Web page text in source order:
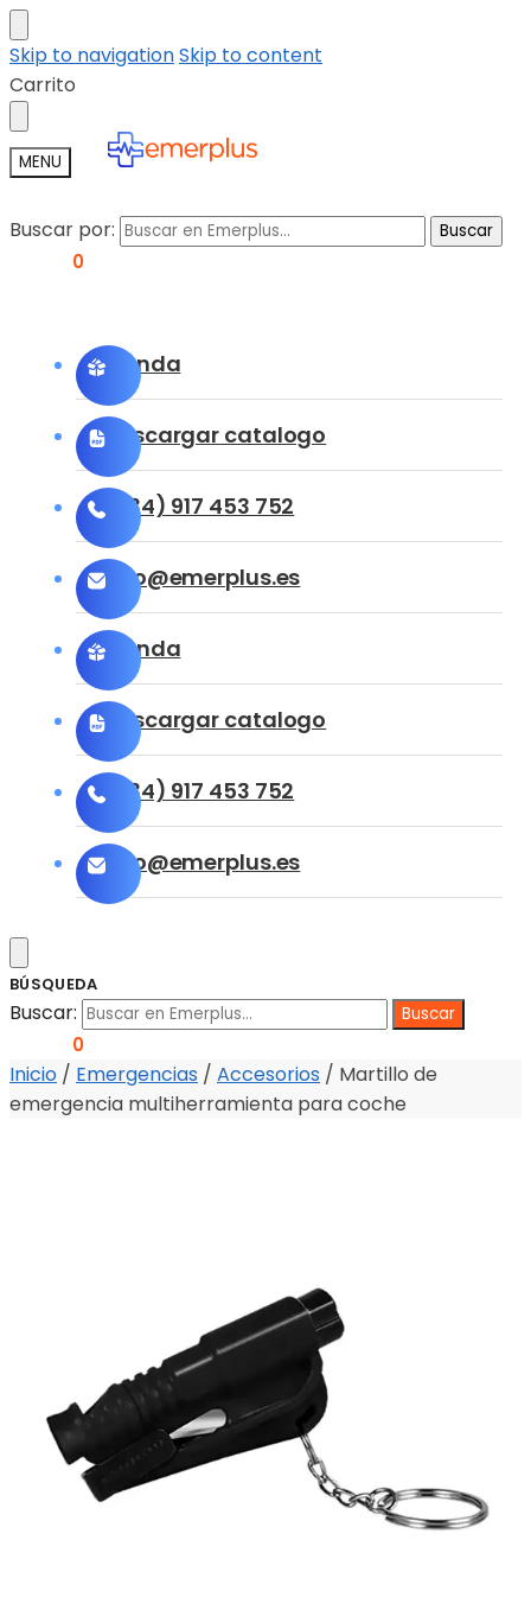
Skip to navigationSkip to content
Carrito
MENU
Buscar por: Buscar
0
Tienda
Descargar catalogo
(+34) 917 453 752
info@emerplus.es
Tienda
Descargar catalogo
(+34) 917 453 752
info@emerplus.es
BÚSQUEDA
Buscar:
0
Inicio / Emergencias / Accesorios / Martillo de
emergencia multiherramienta para coche